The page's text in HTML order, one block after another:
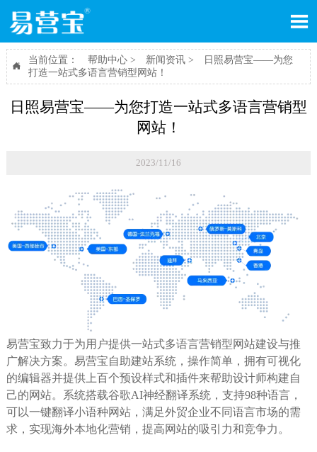


当前位置： 帮助中心> 新闻资讯>
日照易营宝——为您
打造一站式多语言营销型网站！
日照易营宝——为您打造一站式多语言营销型
网站！
2023/11/16
易营宝致力于为用户提供一站式多语言营销型网站建设与推
广解决方案。易营宝自助建站系统，操作简单，拥有可视化
的编辑器并提供上百个预设样式和插件来帮助设计师构建自
己的网站。系统搭载谷歌AI神经翻译系统，支持98种语言，
可以一键翻译小语种网站，满足外贸企业不同语言市场的需
求，实现海外本地化营销，提高网站的吸引力和竞争力。